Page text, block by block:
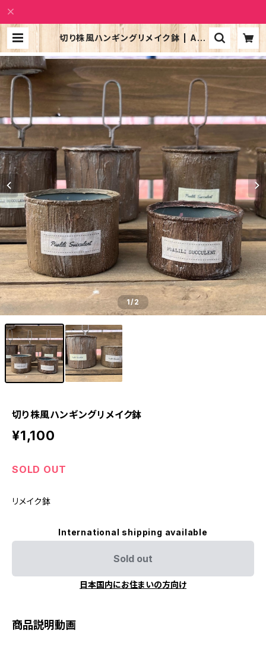
切り株風ハンギングリメイク鉢 | Alo
hatic Shop PUALILI
1/2
切り株風ハンギングリメイク鉢
¥1,100
SOLD OUT
リメイク鉢
International shipping available
Sold out
日本国内にお住まいの方向け
商品説明動画